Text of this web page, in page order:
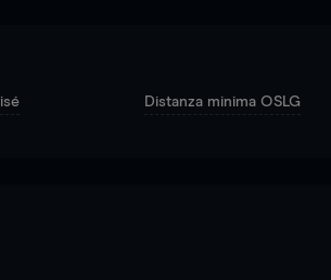
Distanza minima OSLG